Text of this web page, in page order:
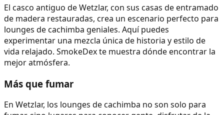
El casco antiguo de Wetzlar, con sus casas de entramado
de madera restauradas, crea un escenario perfecto para
lounges de cachimba geniales. Aquí puedes
experimentar una mezcla única de historia y estilo de
vida relajado. SmokeDex te muestra dónde encontrar la
mejor atmósfera.
Más que fumar
En Wetzlar, los lounges de cachimba no son solo para